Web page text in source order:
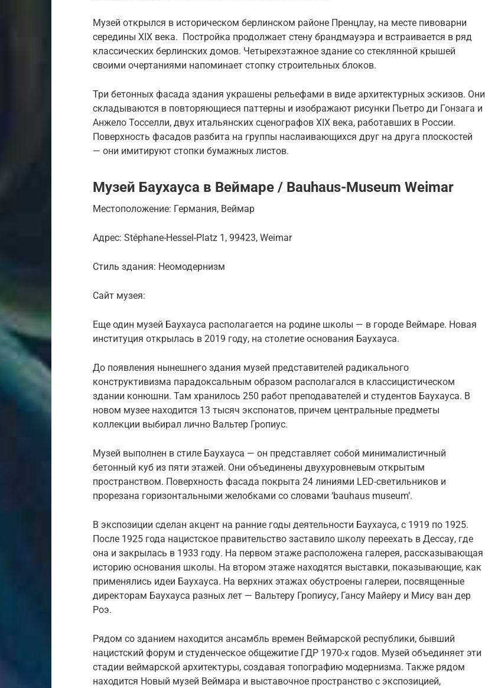
Музей открылся в историческом берлинском районе Пренцлау, на месте пивоварни
середины XIX века. Постройка продолжает стену брандмауэра и встраивается в ряд
классических берлинских домов. Четырехэтажное здание со стеклянной крышей
своими очертаниями напоминает стопку строительных блоков.
Три бетонных фасада здания украшены рельефами в виде архитектурных эскизов. Они
складываются в повторяющиеся паттерны и изображают рисунки Пьетро ди Гонзага и
Анжело Тосселли, двух итальянских сценографов XIX века, работавших в России.
Поверхность фасадов разбита на группы наслаивающихся друг на друга плоскостей
— они имитируют стопки бумажных листов.
Музей Баухауса в Веймаре / Bauhaus-Museum Weimar
Местоположение: Германия, Веймар
Адрес: Stéphane-Hessel-Platz 1, 99423, Weimar
Стиль здания: Неомодернизм
Сайт музея:
Еще один музей Баухауса располагается на родине школы — в городе Веймаре. Новая
институция открылась в 2019 году, на столетие основания Баухауса.
До появления нынешнего здания музей представителей радикального
конструктивизма парадоксальным образом располагался в классицистическом
здании конюшни. Там хранилось 250 работ преподавателей и студентов Баухауса. В
новом музее находится 13 тысяч экспонатов, причем центральные предметы
коллекции выбирал лично Вальтер Гропиус.
Музей выполнен в стиле Баухауса — он представляет собой минималистичный
бетонный куб из пяти этажей. Они объединены двухуровневым открытым
пространством. Поверхность фасада покрыта 24 линиями LED-светильников и
прорезана горизонтальными желобками со словами ‘bauhaus museum’.
В экспозиции сделан акцент на ранние годы деятельности Баухауса, с 1919 по 1925.
После 1925 года нацистское правительство заставило школу переехать в Дессау, где
она и закрылась в 1933 году. На первом этаже расположена галерея, рассказывающая
историю основания школы. На втором этаже находятся выставки, показывающие, как
применялись идеи Баухауса. На верхних этажах обустроены галереи, посвященные
директорам Баухауса разных лет — Вальтеру Гропиусу, Гансу Майеру и Мису ван дер
Роэ.
Рядом со зданием находится ансамбль времен Веймарской республики, бывший
нацистский форум и студенческое общежитие ГДР 1970-х годов. Музей объединяет эти
стадии веймарской архитектуры, создавая топографию модернизма. Также рядом
находится Новый музей Веймара и выставочное пространство с экспозицией,